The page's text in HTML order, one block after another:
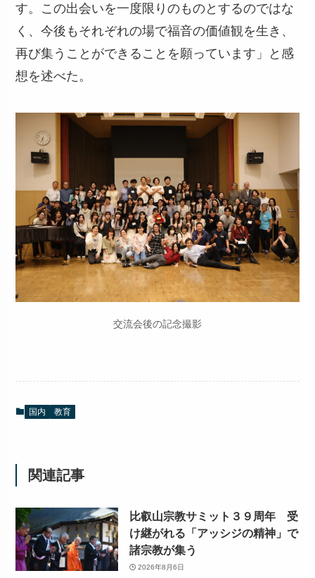
す。この出会いを一度限りのものとするのではな
く、今後もそれぞれの場で福音の価値観を生き、
再び集うことができることを願っています」と感
想を述べた。
交流会後の記念撮影
国内 教育
関連記事
比叡山宗教サミット３９周年 受
け継がれる「アッシジの精神」で
諸宗教が集う
2026年8月6日